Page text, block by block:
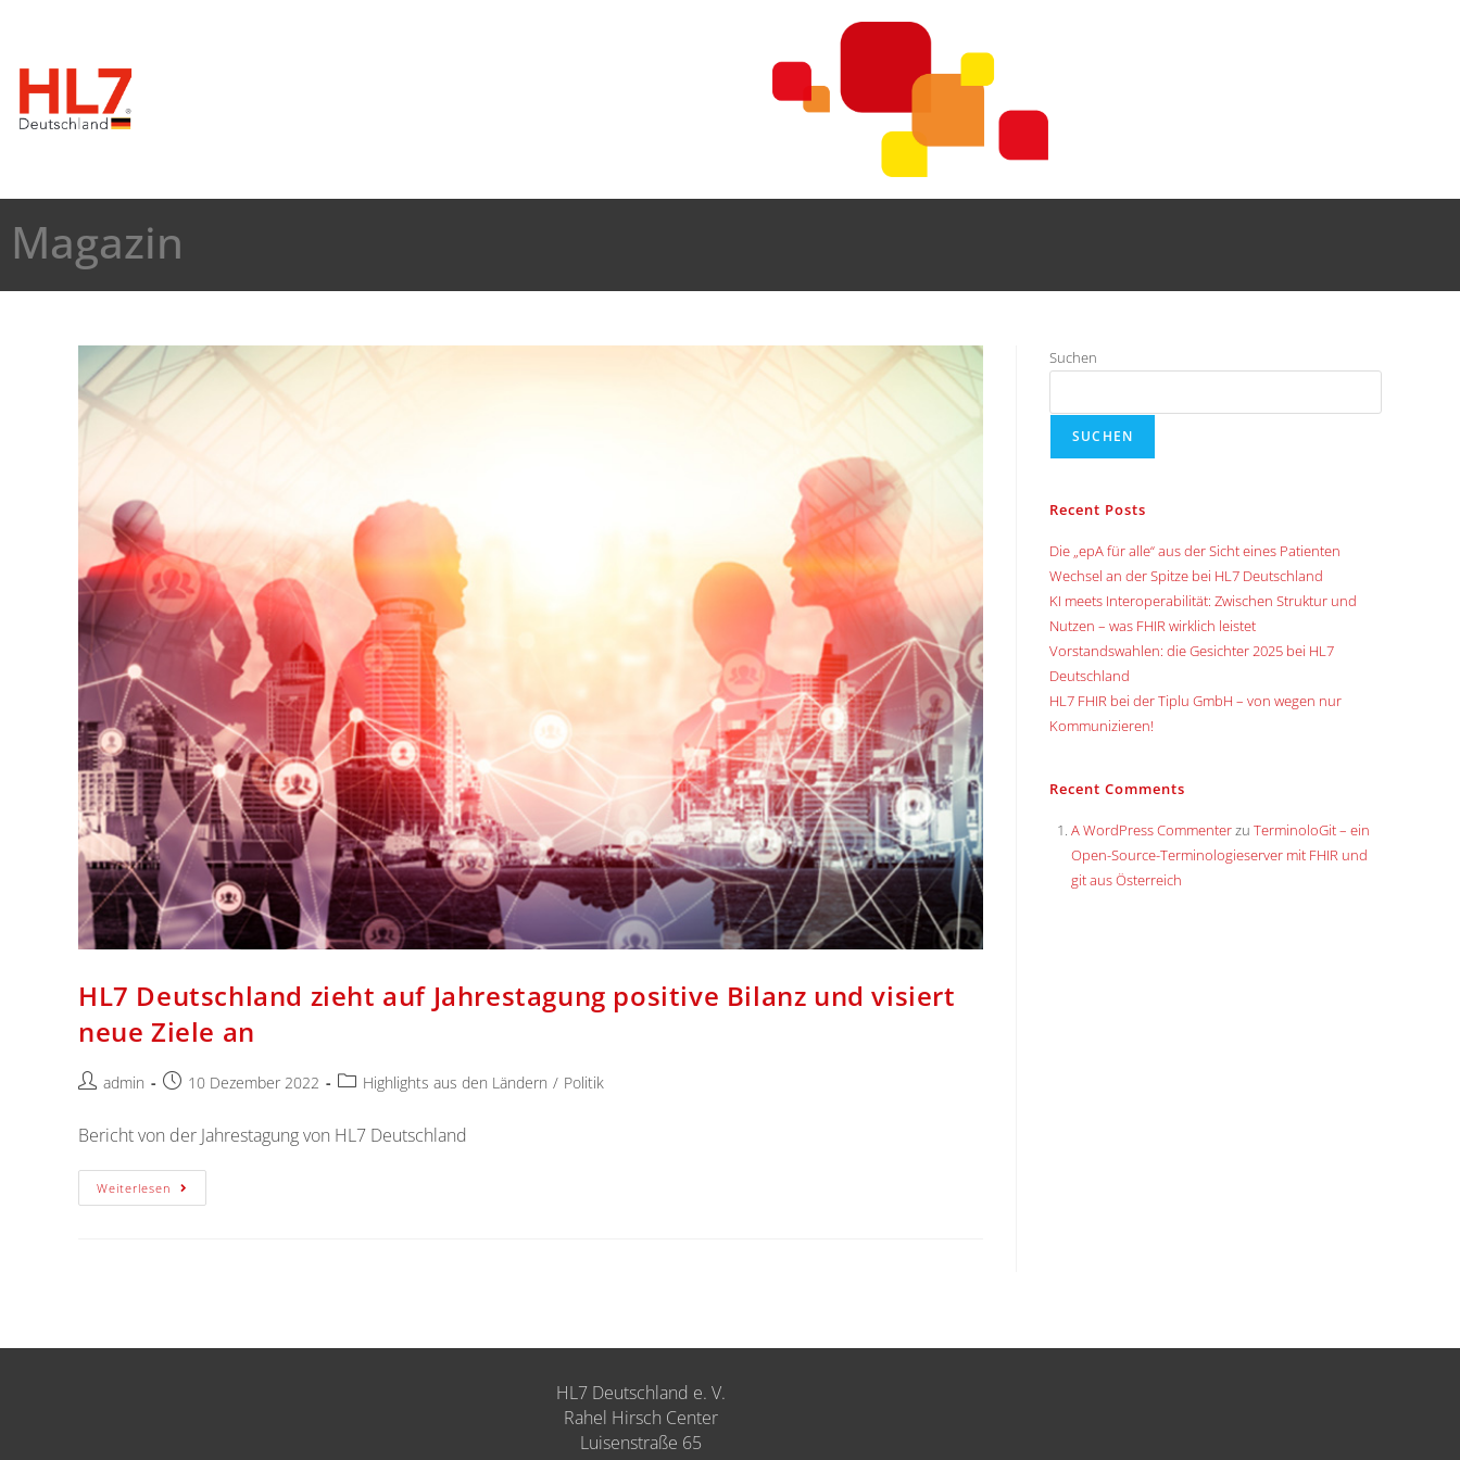
Magazin
HL7 Deutschland zieht auf Jahrestagung positive Bilanz und visiert
neue Ziele an
admin 10 Dezember 2022 Highlights aus den Ländern / Politik
Bericht von der Jahrestagung von HL7 Deutschland
Weiterlesen
Suchen
SUCHEN
Recent Posts
Die „epA für alle“ aus der Sicht eines Patienten
Wechsel an der Spitze bei HL7 Deutschland
KI meets Interoperabilität: Zwischen Struktur und
Nutzen – was FHIR wirklich leistet
Vorstandswahlen: die Gesichter 2025 bei HL7
Deutschland
HL7 FHIR bei der Tiplu GmbH – von wegen nur
Kommunizieren!
Recent Comments
A WordPress Commenterzu TerminoloGit – ein
Open-Source-Terminologieserver mit FHIR und
git aus Österreich
HL7 Deutschland e. V.
Rahel Hirsch Center
Luisenstraße 65